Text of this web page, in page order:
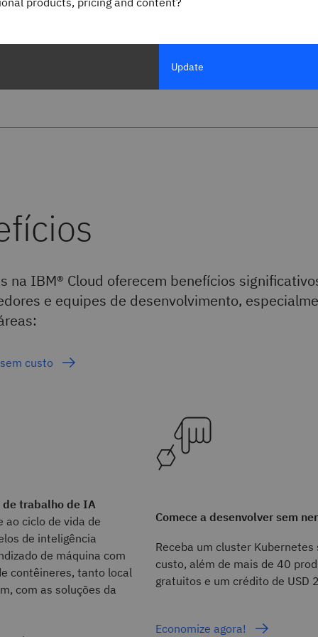
Red Hat OpenShift on IBM Cloud
na IBM® Cloud oferecem benefícios
e equipes de desenvolvimento,
custo
trabalho de IA
ao ciclo de vida de
de inteligência
de máquina com
contêineres, tanto local
com as soluções da
Comece a desenvolver sem
Receba um cluster Kubernetes
custo, além de mais de 40
gratuitos e um crédito de USD
Economize agora!
Update